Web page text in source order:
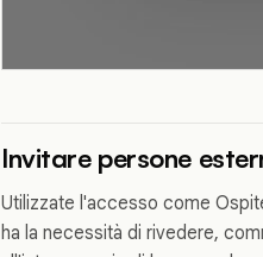
Invitare persone
Utilizzate l'accesso come
ha la necessità di rivedere,